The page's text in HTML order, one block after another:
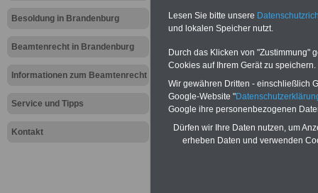
Besoldung in Brandenburg
Beamtenrecht in Brandenburg
Informationen zum Beamtenrecht
Service und Tipps
Kontakt
gegen
25,00 Euro: Wissenswertes für
und Beamte, Beamten-
Lesen Sie bitte unsere
und lokalen Speicher nutzt.
Durch das Klicken von "Zustimmung"
Cookies auf Ihrem Gerät zu speichern.
Wir gewähren Dritten - einschließlich
Google-Website "
Google ihre personenbezogenen
Dürfen wir Ihre Daten nutzen, um
erheben Daten und verwenden